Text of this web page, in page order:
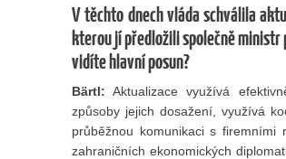
V těchto dnech vláda schválila
kterou jí předložili společně ministr
vidíte hlavní posun?
Bärtl: Aktualizace využívá
způsoby jejich dosažení, využívá
průběžnou komunikaci s firemními
zahraničních ekonomických